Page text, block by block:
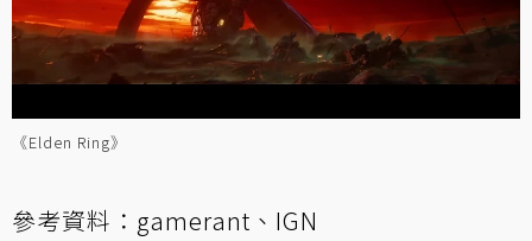
《Elden Ring》
參考資料： gamerant 、 IGN